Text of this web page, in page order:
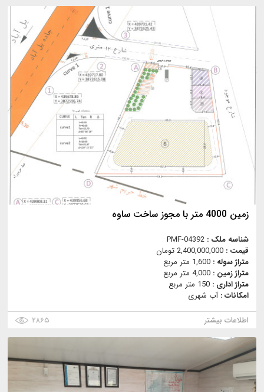
زمین 4000 متر با مجوز ساخت ساوه
شناسه ملک : PMF-04392
قیمت : 2,400,000,000 تومان
متراژ سوله : 1,600 متر مربع
متراژ زمین : 4,000 متر مربع
متراژ اداری : 150 متر مربع
امکانات :آب شهری
اطلاعات بیشتر
۲۸۶۵